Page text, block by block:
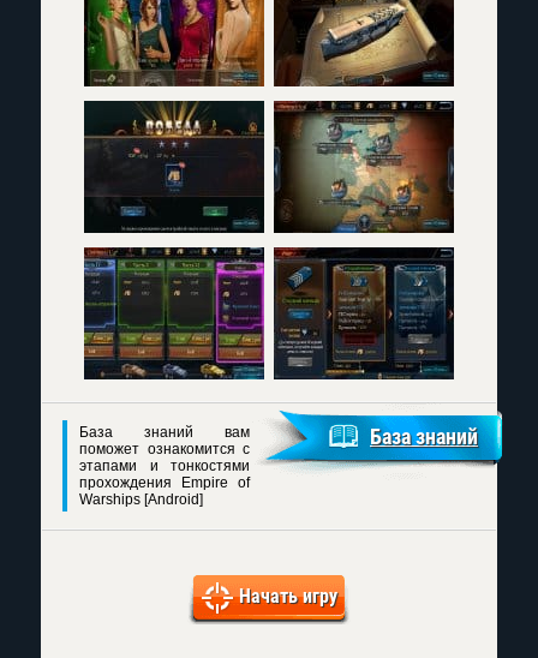
База знаний вам
поможет ознакомится с
этапами и тонкостями
прохождения Empire of
Warships [Android]
База знаний
Начать игру